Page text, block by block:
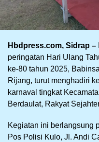
Hbdpress.com, Sidrap –
peringatan Hari Ulang
ke-80 tahun 2025,
Rijang, turut menghadiri
karnaval tingkat
Berdaulat, Rakyat
Kegiatan ini berlangsung
Pos Polisi Kulo, Jl. Andi